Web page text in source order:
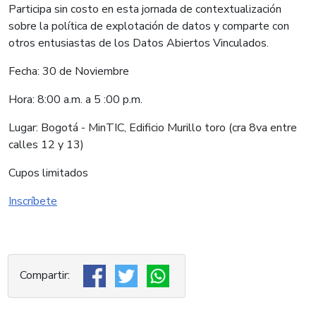
Participa sin costo en esta jornada de contextualización
sobre la política de explotación de datos y comparte con
otros entusiastas de los Datos Abiertos Vinculados.
Fecha: 30 de Noviembre
Hora: 8:00 a.m. a 5 :00 p.m.
Lugar: Bogotá - MinTIC, Edificio Murillo toro (cra 8va entre
calles 12 y 13)
Cupos limitados
Inscríbete